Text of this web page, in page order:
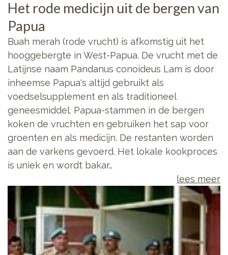
Het rode medicijn uit de bergen van
Papua
Buah merah (rode vrucht) is afkomstig uit het
hooggebergte in West-Papua. De vrucht met de
Latijnse naam Pandanus conoideus Lam is door
inheemse Papua's altijd gebruikt als
voedselsupplement en als traditioneel
geneesmiddel. Papua-stammen in de bergen
koken de vruchten en gebruiken het sap voor
groenten en als medicijn. De restanten worden
aan de varkens gevoerd. Het lokale kookproces
is uniek en wordt bakar…
lees meer